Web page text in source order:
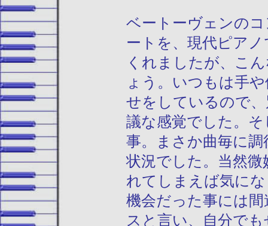
ベートーヴェンの
ートを、現代ピア
くれましたが、こ
ょう。いつもは手
せをしているので
議な感覚でした。
事。まさか曲毎に
状況でした。当然
れてしまえば気に
機会だった事には
スと言い、自分で